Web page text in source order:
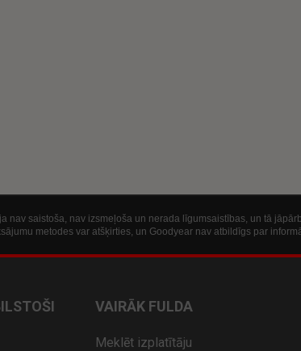
saistoša, nav izsmeļoša un nerada līgumsaistības, un tā
metodes var atšķirties, un Goodyear nav atbildīgs par
VAIRĀK FULDA
Meklēt izplatītāju